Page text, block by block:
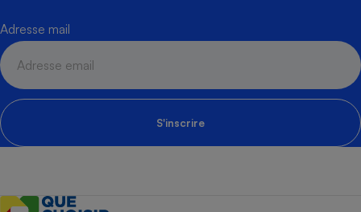
Adresse mail
S'inscrire